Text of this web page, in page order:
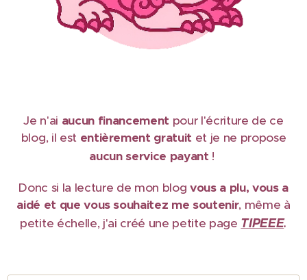
Je n'ai aucun financement pour l'écriture de ce
blog, il est entièrement gratuit et je ne propose
aucun service payant !
Donc si la lecture de mon blogvous a plu, vous a
aidé et que vous souhaitez me soutenir, même à
petite échelle, j'ai créé une petite page TIPEEE.